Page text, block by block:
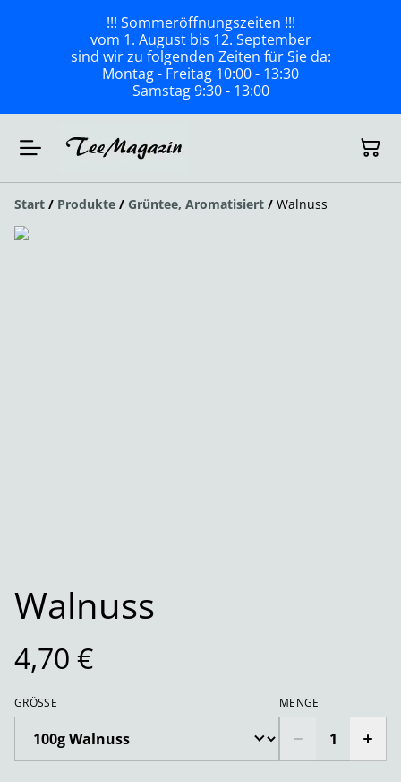
!!! Sommeröffnungszeiten !!!
vom 1. August bis 12. September
sind wir zu folgenden Zeiten für Sie da:
Montag - Freitag 10:00 - 13:30
Samstag 9:30 - 13:00
Start / Produkte / Grüntee, Aromatisiert / Walnuss
Walnuss
4,70 €
GRÖSSE MENGE